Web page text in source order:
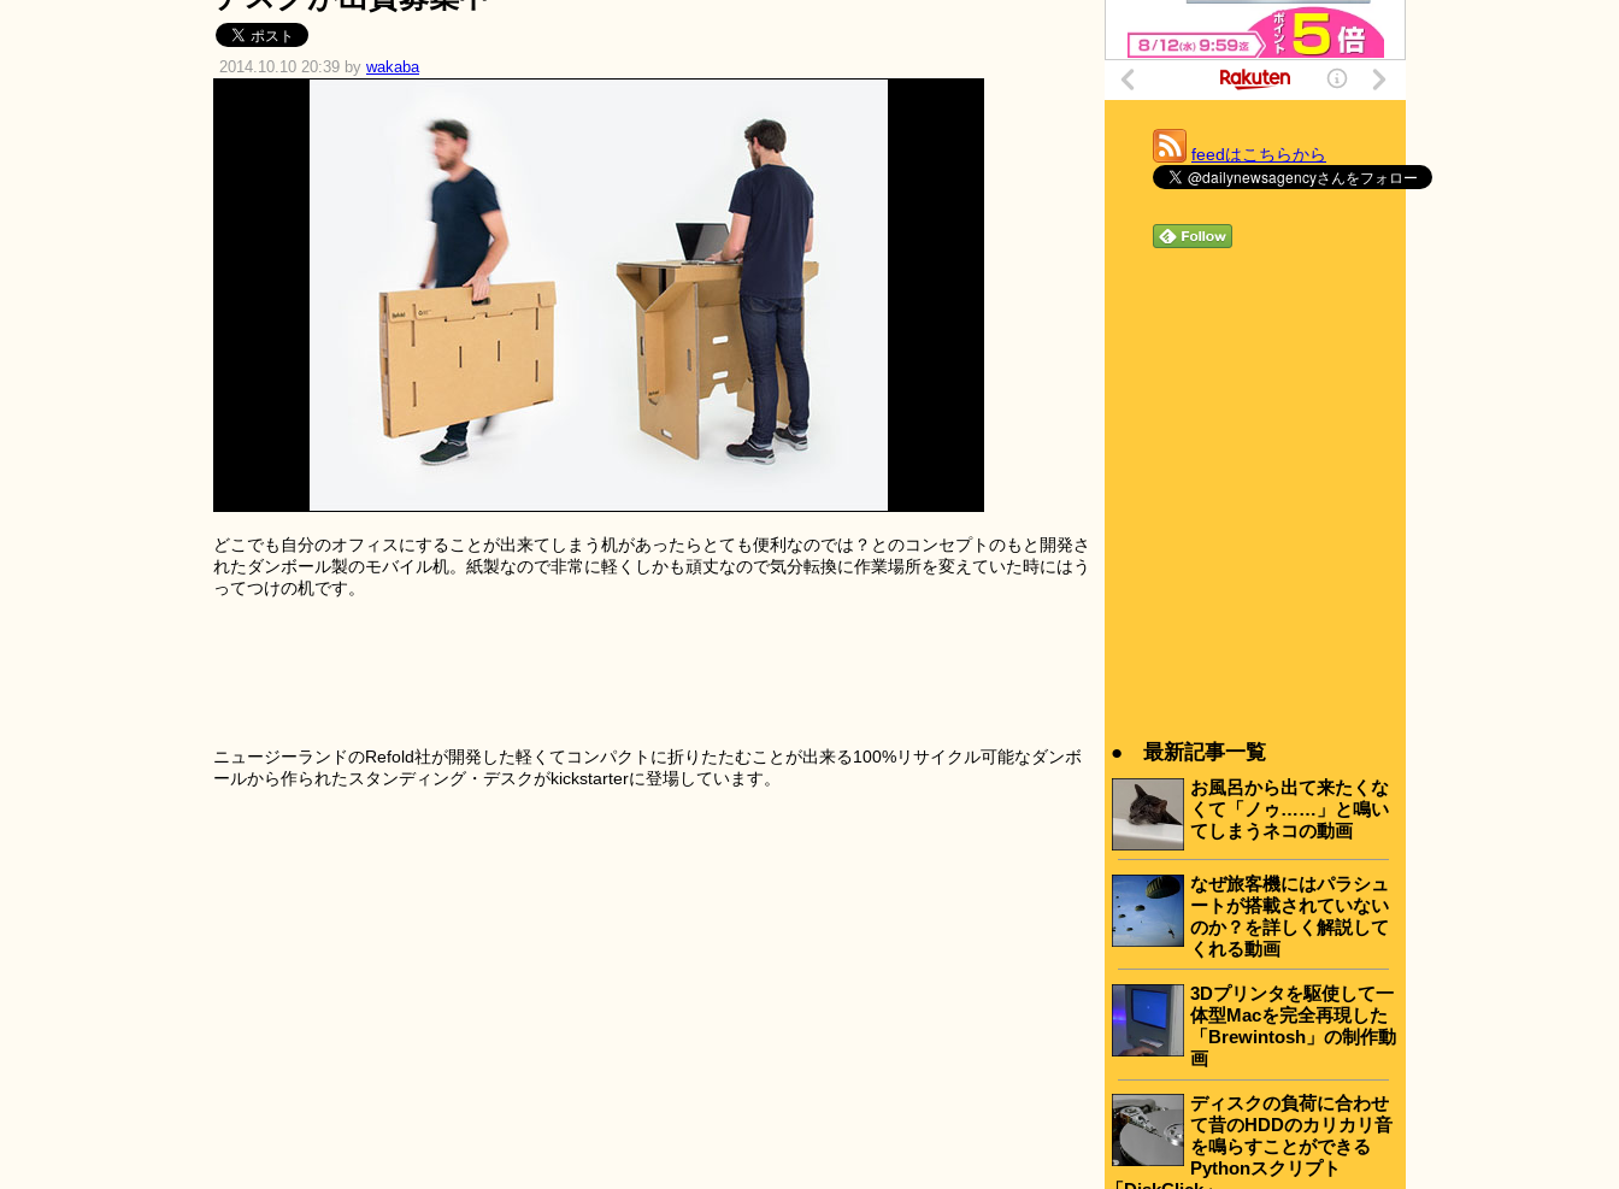
2014.10.10 20:39 by wakaba
どこでも自分のオフィスにすることが出来てしまう机があったらとても便利なのでは？とのコンセプトのもと開発さ
れたダンボール製のモバイル机。紙製なので非常に軽くしかも頑丈なので気分転換に作業場所を変えていた時にはう
ってつけの机です。
ニュージーランドのRefold社が開発した軽くてコンパクトに折りたたむことが出来る100%リサイクル可能なダンボ
ールから作られたスタンディング・デスクがkickstarterに登場しています。
feedはこちらから
● 最新記事一覧
お風呂から出て来たくな
くて「ノゥ……」と鳴い
てしまうネコの動画
なぜ旅客機にはパラシュ
ートが搭載されていない
のか？を詳しく解説して
くれる動画
3Dプリンタを駆使して一
体型Macを完全再現した
「Brewintosh」の制作動
画
ディスクの負荷に合わせ
て昔のHDDのカリカリ音
を鳴らすことができる
Pythonスクリプト